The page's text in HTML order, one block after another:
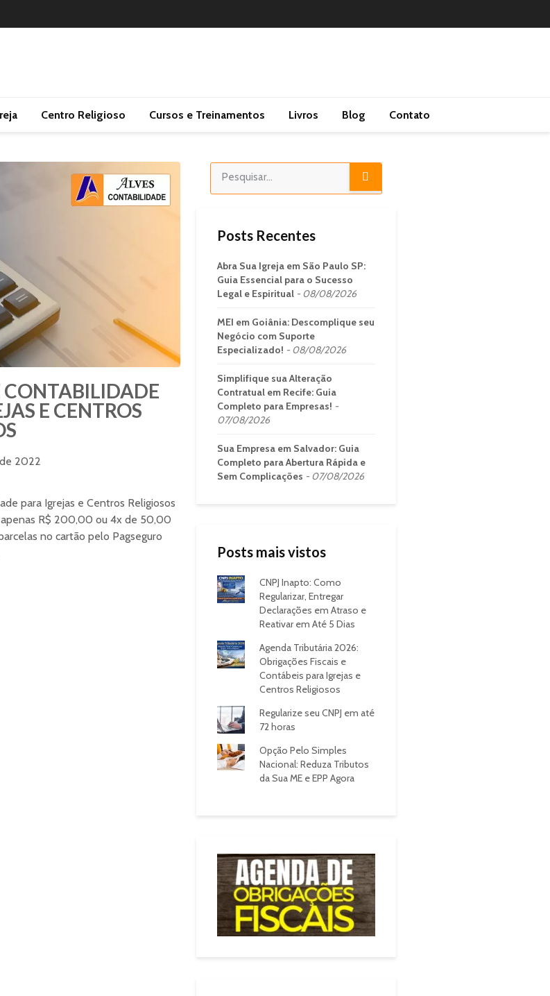
Centro Religioso Cursos e Treinamentos Livros Blog Contato
CONTABILIDADE
E CENTROS
2022
para Igrejas e Centros Religiosos
R$ 200,00 ou 4x de 50,00
no cartão pelo Pagseguro
Posts Recentes
Abra Sua Igreja em São Paulo SP:
Guia Essencial para o Sucesso
Legal e Espiritual
08/08/2026
MEI em Goiânia: Descomplique seu
Negócio com Suporte
Especializado!
08/08/2026
Simplifique sua Alteração
Contratual em Recife: Guia
Completo para Empresas!
07/08/2026
Sua Empresa em Salvador: Guia
Completo para Abertura Rápida e
Sem Complicações
07/08/2026
Posts mais vistos
CNPJ Inapto: Como
Regularizar, Entregar
Declarações em Atraso e
Reativar em Até 5 Dias
Agenda Tributária 2026:
Obrigações Fiscais e
Contábeis para Igrejas e
Centros Religiosos
Regularize seu CNPJ em até
72 horas
Opção Pelo Simples
Nacional: Reduza Tributos
da Sua ME e EPP Agora